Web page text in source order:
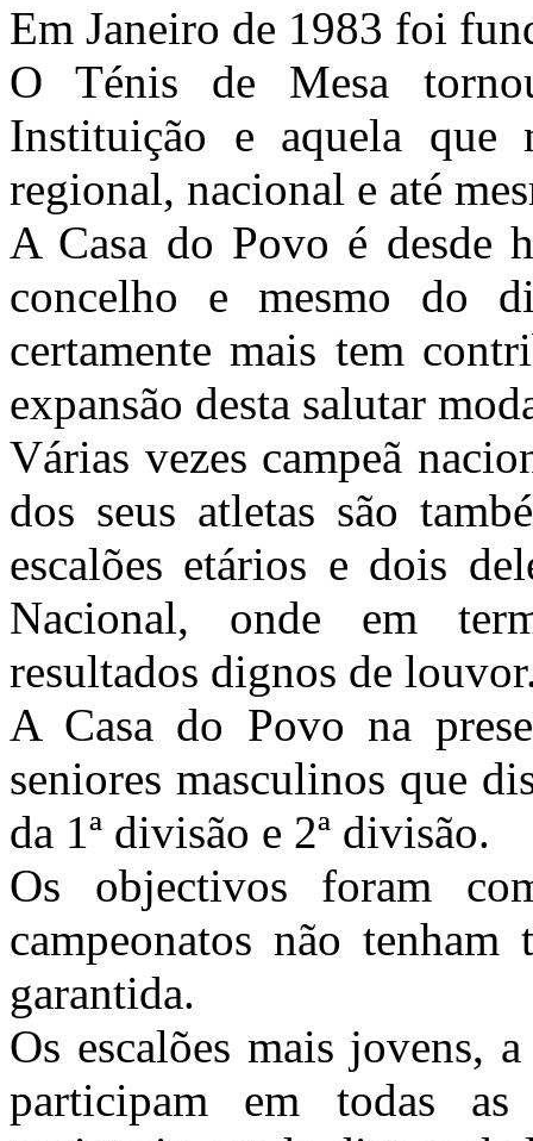
Em Janeiro de 1983 foi
O Ténis de Mesa
Instituição e aquela
regional, nacional e até
A Casa do Povo é desde
concelho e mesmo do
certamente mais tem
expansão desta salutar
Várias vezes campeã
dos seus atletas são
escalões etários e dois
Nacional, onde em
resultados dignos de
A Casa do Povo na
seniores masculinos que
da 1ª divisão e 2ª divisão.
Os objectivos foram
campeonatos não
garantida.
Os escalões mais jovens,
participam em todas